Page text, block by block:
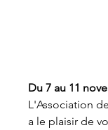
Du 7 au 11
L'Association
a le plaisir de